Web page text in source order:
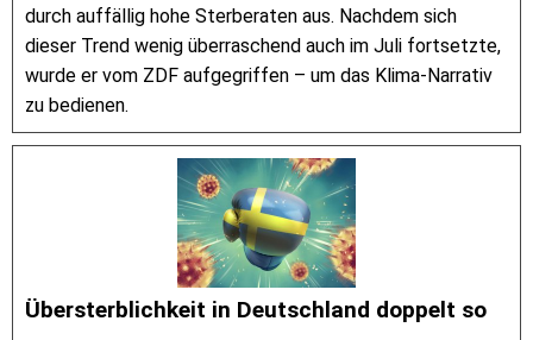
durch auffällig hohe Sterberaten aus. Nachdem sich
dieser Trend wenig überraschend auch im Juli fortsetzte,
wurde er vom ZDF aufgegriffen – um das Klima-Narrativ
zu bedienen.
Übersterblichkeit in Deutschland doppelt so